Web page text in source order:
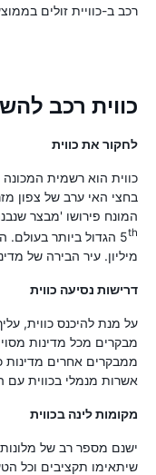
רכב ב-כוויית זולים בממוצע ב-35%
כווית רכב
לחקור את כווית
כווית הוא רשמית
בחצי האי ערב של צפון
המונח פירושו 'מבצר
5th
מיליון. עיר הבירה של
דרישות נסיעה כווית
על מנת להיכנס כווית,
מבקרים מכל מדינות
ממבקרים אחרים מדינות
אשרות מנמלי בכווית עם
מקומות לינה בכווית
ישנם מספר רב של מלונות
שיתאימו תקציבים וכל